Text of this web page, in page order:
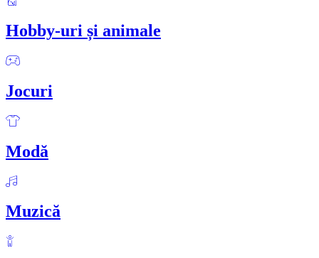
Hobby-uri și animale
Jocuri
Modă
Muzică